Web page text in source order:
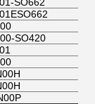
SO420